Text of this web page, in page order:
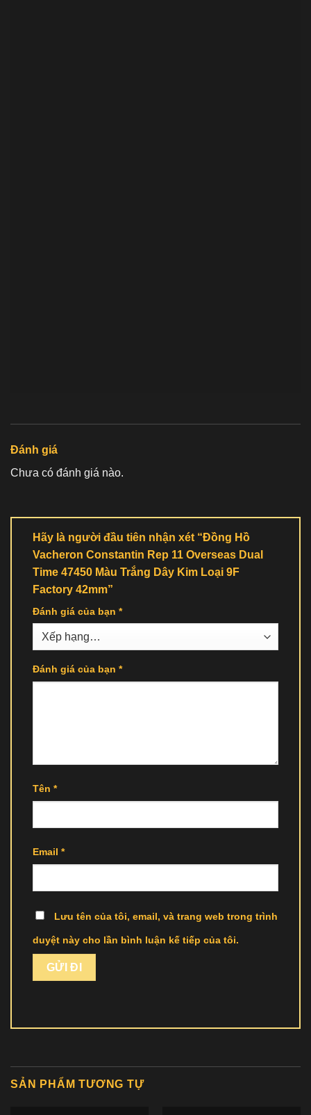
Đánh giá
Chưa có đánh giá nào.
Hãy là người đầu tiên nhận xét “Đồng Hồ
Vacheron Constantin Rep 11 Overseas Dual
Time 47450 Màu Trắng Dây Kim Loại 9F
Factory 42mm”
Đánh giá của bạn *
Đánh giá của bạn *
Tên *
Email *
Lưu tên của tôi, email, và trang web trong trình
duyệt này cho lần bình luận kế tiếp của tôi.
SẢN PHẨM TƯƠNG TỰ